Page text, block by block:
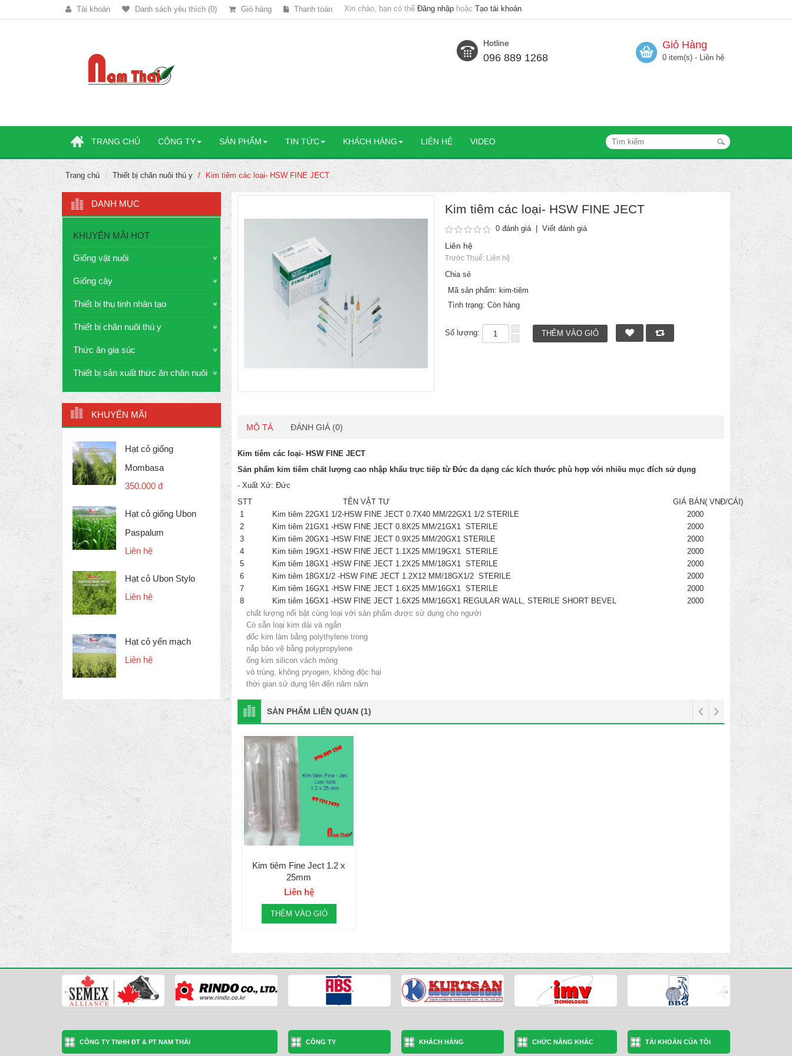
Tài khoản Danh sách yêu thích (0) Giỏ hàng Thanh toán Xin chào, bạn có thể Đăng nhập hoặc Tạo tài khoản.
Hotline
096 889 1268
Giỏ Hàng
0 item(s) - Liên hệ
TRANG CHỦ CÔNG TY SẢN PHẨM TIN TỨC KHÁCH HÀNG LIÊN HỆ VIDEO
Trang chủ Thiết bị chăn nuôi thú y Kim tiêm các loại- HSW FINE JECT
DANH MỤC
KHUYẾN MÃI HOT
Giống vật nuôi
Giống cây
Thiết bị thụ tinh nhân tạo
Thiết bị chăn nuôi thú y
Thức ăn gia súc
Thiết bị sản xuất thức ăn chăn nuôi
KHUYẾN MÃI
Hạt cỏ giống
Mombasa
350.000 đ
Hạt cỏ giống Ubon
Paspalum
Liên hệ
Hạt cỏ Ubon Stylo
Liên hệ
Hạt cỏ yến mạch
Liên hệ
Kim tiêm các loại- HSW FINE JECT
0 đánh giá| Viết đánh giá
Liên hệ
Trước Thuế: Liên hệ
Chia sẻ
Mã sản phẩm: kim-tiêm
Tình trạng: Còn hàng
Số lượng:
MÔ TẢ ĐÁNH GIÁ (0)
Kim tiêm các loại- HSW FINE JECT
Sản phẩm kim tiêm chất lượng cao nhập khẩu trực tiếp từ Đức đa dạng các kích thước phù hợp với nhiều mục đích sử dụng
- Xuất Xứ: Đức
STT
TÊN VẬT TƯ
GIÁ BÁN( VNĐ/CÁI)
1
Kim tiêm 22GX1 1/2-HSW FINE JECT 0.7X40 MM/22GX1 1/2 STERILE
2000
2
Kim tiêm 21GX1 -HSW FINE JECT 0.8X25 MM/21GX1 STERILE
2000
3
Kim tiêm 20GX1 -HSW FINE JECT 0.9X25 MM/20GX1 STERILE
2000
4
Kim tiêm 19GX1 -HSW FINE JECT 1.1X25 MM/19GX1 STERILE
2000
5
Kim tiêm 18GX1 -HSW FINE JECT 1.2X25 MM/18GX1 STERILE
2000
6
Kim tiêm 18GX1/2 -HSW FINE JECT 1.2X12 MM/18GX1/2 STERILE
2000
7
Kim tiêm 16GX1 -HSW FINE JECT 1.6X25 MM/16GX1 STERILE
2000
8
Kim tiêm 16GX1 -HSW FINE JECT 1.6X25 MM/16GX1 REGULAR WALL, STERILE SHORT BEVEL
2000
chất lượng nổi bật cùng loại với sản phẩm được sử dụng cho người
Có sẵn loại kim dài và ngắn
đốc kim làm bằng polythylene trong
nắp bảo vệ bằng polypropylene
ống kim silicon vách mỏng
vô trùng, không pryogen, không độc hại
thời gian sử dụng lên đến năm năm
SẢN PHẨM LIÊN QUAN (1)
Kim tiêm Fine Ject 1.2 x
25mm
Liên hệ
THÊM VÀO GIỎ
CÔNG TY TNHH ĐT & PT NAM THÁI CÔNG TY KHÁCH HÀNG CHỨC NĂNG KHÁC TÀI KHOẢN CỦA TÔI